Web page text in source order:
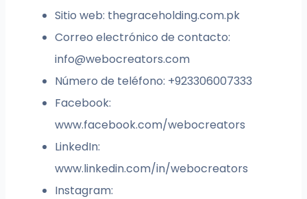
Sitio web: thegraceholding.com.pk
Correo electrónico de contacto:
info@webocreators.com
Número de teléfono: +923306007333
Facebook:
www.facebook.com/webocreators
LinkedIn:
www.linkedin.com/in/webocreators
Instagram: